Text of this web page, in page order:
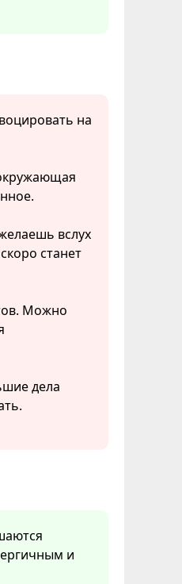
на
вслух
станет
Можно
дела
и